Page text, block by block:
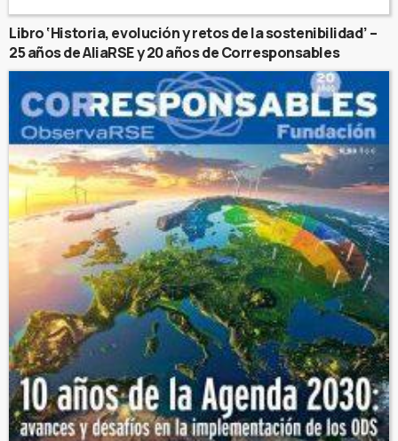
Libro ‘Historia, evolución y retos de la sostenibilidad’ –
25 años de AliaRSE y 20 años de Corresponsables